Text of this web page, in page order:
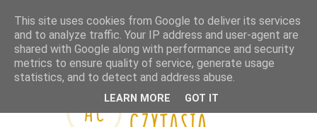
This site uses cookies from Google to deliver its services
and to analyze traffic. Your IP address and user-agent are
shared with Google along with performance and security
metrics to ensure quality of service, generate usage
statistics, and to detect and address abuse.
LEARN MORE GOT IT